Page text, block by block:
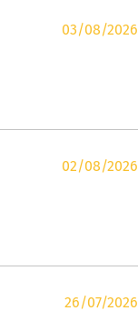
03/08/2026
02/08/2026
26/07/2026